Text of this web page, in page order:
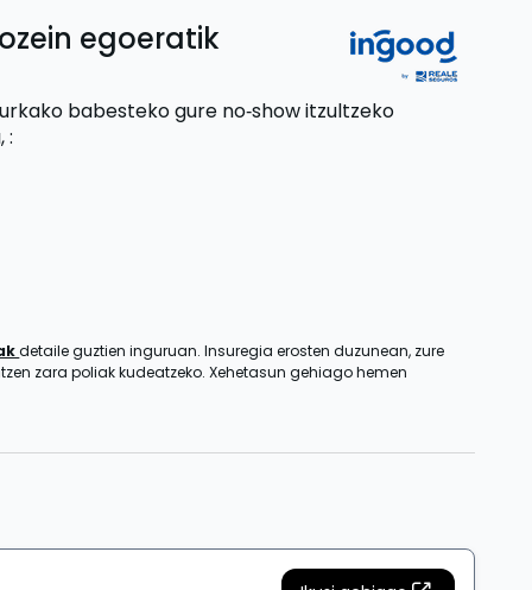
egoeratik
babesteko gure no‑show itzultzeko
:
detaile guztien inguruan. Insuregia erosten duzunean, zure
zara poliak kudeatzeko. Xehetasun gehiago hemen